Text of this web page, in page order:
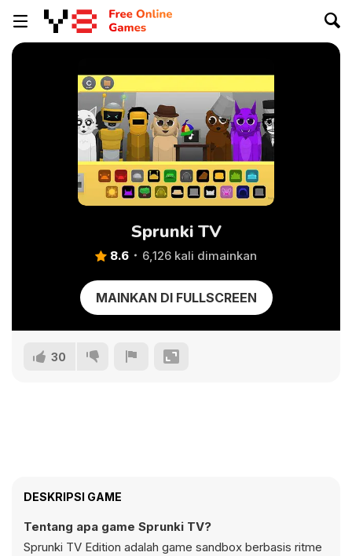
Sprunki TV
8.6 6,126 kali dimainkan
MAINKAN DI FULLSCREEN
30
DESKRIPSI GAME
Tentang apa game Sprunki TV?
Sprunki TV Edition adalah game sandbox berbasis ritme